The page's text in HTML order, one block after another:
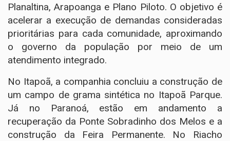
Planaltina, Arapoanga e Plano Piloto. O objetivo é
acelerar a execução de demandas consideradas
prioritárias para cada comunidade, aproximando
o governo da população por meio de um
atendimento integrado.
No Itapoã, a companhia concluiu a construção de
um campo de grama sintética no Itapoã Parque.
Já no Paranoá, estão em andamento a
recuperação da Ponte Sobradinho dos Melos e a
construção da Feira Permanente. No Riacho